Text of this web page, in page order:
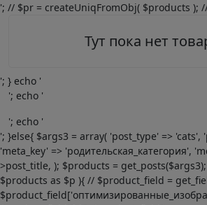
'; // $pr = createUniqFromObj( $products );
Тут пока нет
'; } echo '
'; echo '
'; echo '
'; }else{ $args3 = array( 'post_type' => 'cats',
'meta_key' => 'родительская_категория',
>post_title, ); $products =
$products as $p ){ // $product_field =